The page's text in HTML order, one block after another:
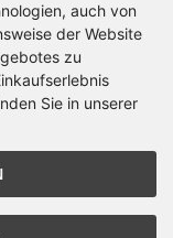
auch von
der Website
zu
Sie in unserer